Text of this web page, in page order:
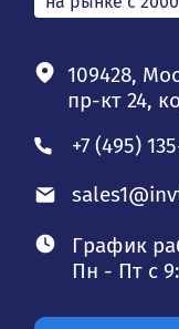
109428,
пр-кт 24,
+7 (495)
График
Пн - Пт с